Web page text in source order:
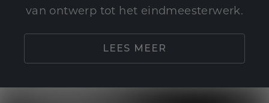
van ontwerp tot het eindmeesterwerk.
LEES MEER